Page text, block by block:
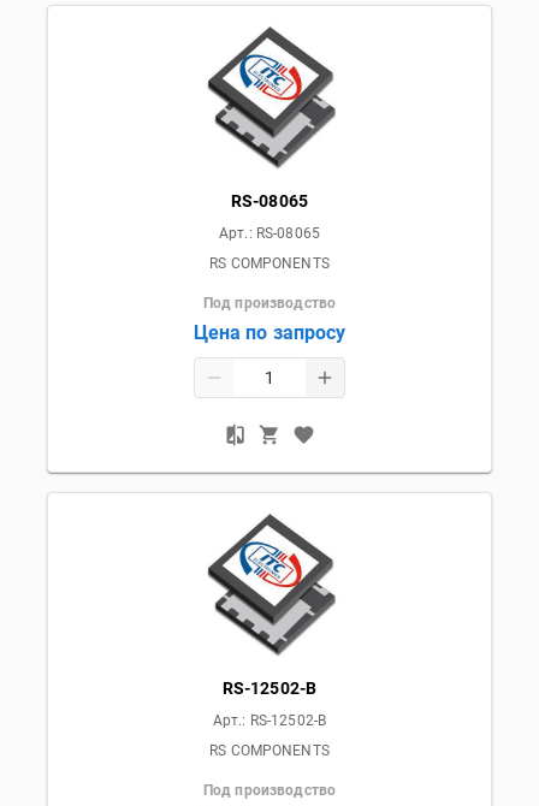
RS-08065
Арт.: RS-08065
RS COMPONENTS
Под производство
Цена по запросу
RS-12502-B
Арт.: RS-12502-B
RS COMPONENTS
Под производство